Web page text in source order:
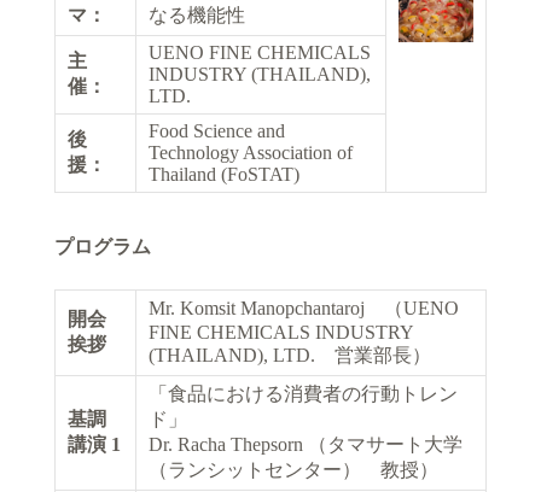
マ：
なる機能性
主
催：
UENO FINE CHEMICALS
INDUSTRY (THAILAND),
LTD.
後
援：
Food Science and
Technology Association of
Thailand (FoSTAT)
プログラム
開会
挨拶
Mr. Komsit Manopchantaroj （UENO
FINE CHEMICALS INDUSTRY
(THAILAND), LTD. 営業部長）
基調
講演 1
「食品における消費者の行動トレン
ド」
Dr. Racha Thepsorn （タマサート大学
（ランシットセンター） 教授）